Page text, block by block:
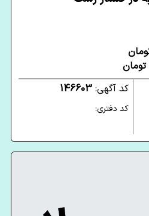
کد آگهی: 146603
کد دفتری: